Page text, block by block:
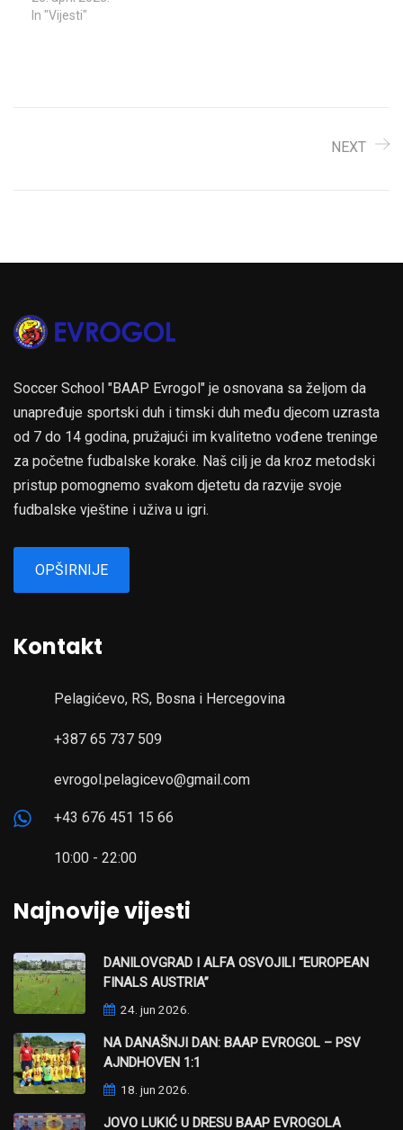
In "Vijesti"
NEXT
Soccer School "BAAP Evrogol" je osnovana sa željom da
unapređuje sportski duh i timski duh među djecom uzrasta
od 7 do 14 godina, pružajući im kvalitetno vođene treninge
za početne fudbalske korake. Naš cilj je da kroz metodski
pristup pomognemo svakom djetetu da razvije svoje
fudbalske vještine i uživa u igri.
OPŠIRNIJE
Kontakt
Pelagićevo, RS, Bosna i Hercegovina
+387 65 737 509
evrogol.pelagicevo@gmail.com
+43 676 451 15 66
10:00 - 22:00
Najnovije vijesti
DANILOVGRAD I ALFA OSVOJILI “EUROPEAN
FINALS AUSTRIA”
24. jun 2026.
NA DANAŠNJI DAN: BAAP EVROGOL – PSV
AJNDHOVEN 1:1
18. jun 2026.
JOVO LUKIĆ U DRESU BAAP EVROGOLA